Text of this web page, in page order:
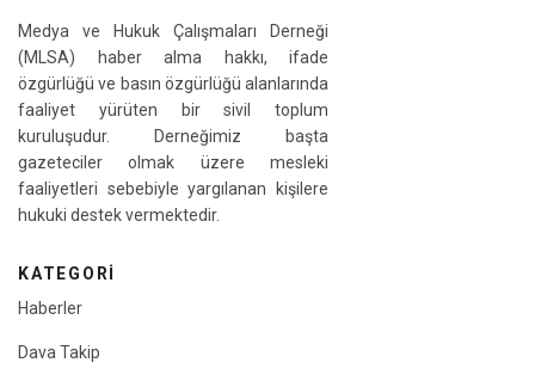
Medya ve Hukuk Çalışmaları Derneği
(MLSA) haber alma hakkı, ifade
özgürlüğü ve basın özgürlüğü alanlarında
faaliyet yürüten bir sivil toplum
kuruluşudur. Derneğimiz başta
gazeteciler olmak üzere mesleki
faaliyetleri sebebiyle yargılanan kişilere
hukuki destek vermektedir.
KATEGORI
Haberler
Dava Takip